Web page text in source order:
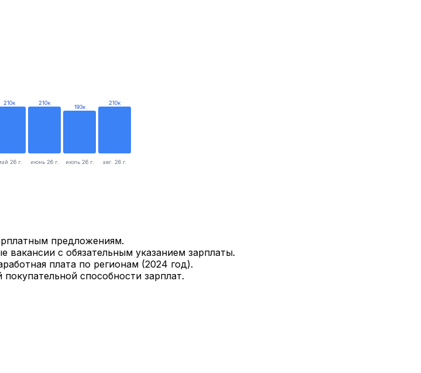
26 г.
210к
июнь 26 г.
210к
июль 26 г.
193к
авг. 26 г.
210к
предложениям.
с обязательным указанием зарплаты.
плата по регионам (2024 год).
способности зарплат.